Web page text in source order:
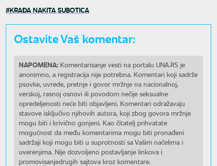
KRAĐA NAKITA SUBOTICA
Ostavite Vaš komentar:
NAPOMENA: Komentarisanje vesti na portalu UNA.RS je
anonimno, a registracija nije potrebna. Komentari koji sadrže
psovke, uvrede, pretnje i govor mržnje na nacionalnoj,
verskoj, rasnoj osnovi ili povodom nečije seksualne
opredeljenosti neće biti objavljeni. Komentari odražavaju
stavove isključivo njihovih autora, koji zbog govora mržnje
mogu biti i krivično gonjeni. Kao čitatelj prihvatate
mogućnost da među komentarima mogu biti pronađeni
sadržaji koji mogu biti u suprotnosti sa Vašim načelima i
uverenjima. Nije dozvoljeno postavljanje linkova i
promovisanjedrugih sajtova kroz komentare.